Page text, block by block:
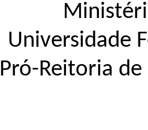
Universidade
Pró-Reitoria de